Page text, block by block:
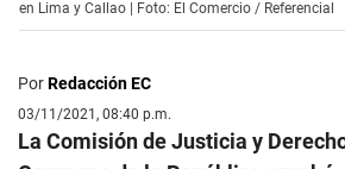
en Lima y Callao | Foto: El Comercio / Referencial
PorRedacción EC
03/11/2021, 08:40 p.m.
La Comisión de Justicia y